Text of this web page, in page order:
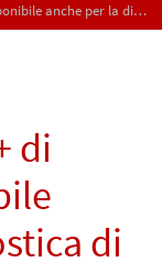
Il FocusMonitor FM+ di Primes ora disponibile anche per la diagnostica di sorgenti laser multi-kilowatt nei range spettrali verde e blu
di
di